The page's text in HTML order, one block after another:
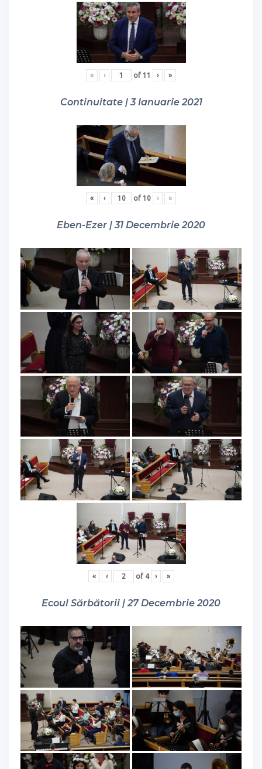
« ‹ of 11 › »
Continuitate | 3 Ianuarie 2021
« ‹ of 10 › »
Eben-Ezer | 31 Decembrie 2020
« ‹ of 4 › »
Ecoul Sărbătorii | 27 Decembrie 2020